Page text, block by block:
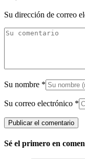
Su dirección de correo
Su nombre *
Su correo electrónico *
Sé el primero en